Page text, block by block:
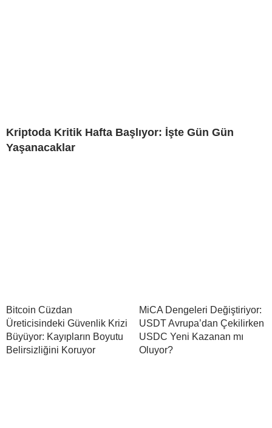
Kriptoda Kritik Hafta Başlıyor: İşte Gün Gün
Yaşanacaklar
Bitcoin Cüzdan
Üreticisindeki Güvenlik Krizi
Büyüyor: Kayıpların Boyutu
Belirsizliğini Koruyor
MiCA Dengeleri Değiştiriyor:
USDT Avrupa’dan Çekilirken
USDC Yeni Kazanan mı
Oluyor?